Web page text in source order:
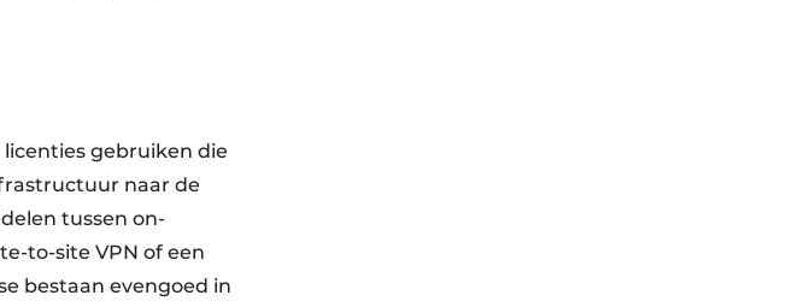
gebruiken die
naar de
tussen on-
to-site VPN of een
bestaan evengoed in